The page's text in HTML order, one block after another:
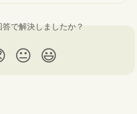
で解決しましたか？
😐 😃